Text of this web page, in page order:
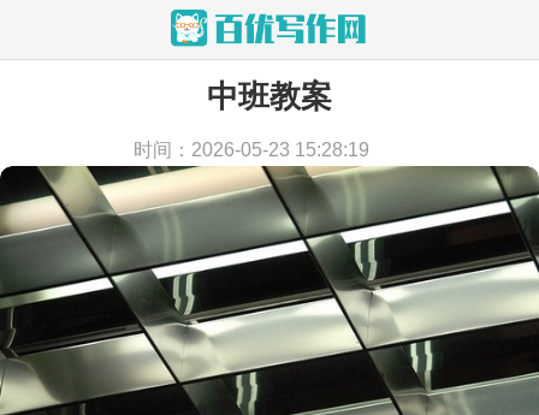
首页 > 教学文档
中班教案
时间：2026-05-23 15:28:19